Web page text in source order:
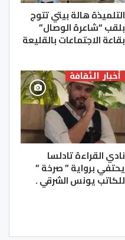
التلميذة هالة بيتي تتوج
بلقب “شاعرة الوصال”
بقاعة الاجتماعات بالقليعة
أخبار الثقافة
نادي القراءة تادلسا
يحتفي برواية ” صرخة ”
للكاتب يونس الشرقي .